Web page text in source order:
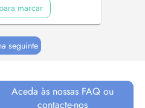
marcar
seguinte
Aceda às nossas FAQ ou
contacte-nos